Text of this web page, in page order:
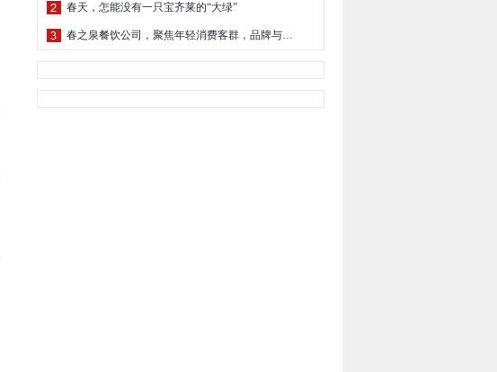
春天，怎能没有一只宝齐莱的“大绿”
春之泉餐饮公司，聚焦年轻消费客群，品牌与营销双向发力